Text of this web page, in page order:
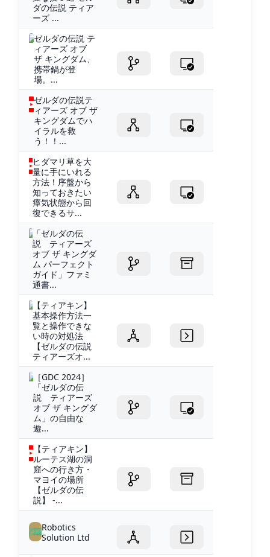
ダの伝説 ティア
ーズ ...
ゼルダの伝説 テ
ィアーズ オブ
ザ キングダム、
携帯鍋が登
場。...
ゼルダの伝説テ
ィアーズ オブ ザ
キングダムでハ
イラルを救
う！！...
ヒダマリ草を大
量に手にいれる
方法！序盤から
知っておきたい
瘴気状態から回
復できるサ...
「ゼルダの伝
説 ティアーズ
オブ ザ キングダ
ム パーフェクト
ガイド」ファミ
通書...
【ティアキン】
基本操作方法一
覧と操作できな
い時の対処法
【ゼルダの伝説
ティアーズオ...
［GDC 2024］
「ゼルダの伝
説 ティアーズ
オブ ザ キングダ
ム」の自由な
遊...
【ティアキン】
ルーテス湖の洞
窟への行き方・
マヨイの場所
【ゼルダの伝
説】 -...
Robotics
Solution Ltd